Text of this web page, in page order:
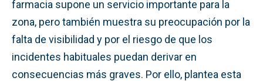
farmacia supone un servicio importante para la
zona, pero también muestra su preocupación por la
falta de visibilidad y por el riesgo de que los
incidentes habituales puedan derivar en
consecuencias más graves. Por ello, plantea esta